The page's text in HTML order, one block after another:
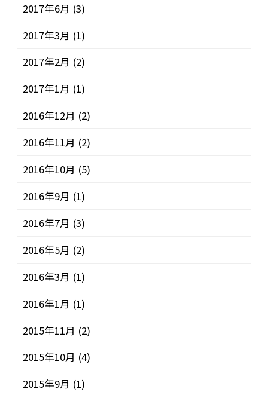
2017年6月 (3)
2017年3月 (1)
2017年2月 (2)
2017年1月 (1)
2016年12月 (2)
2016年11月 (2)
2016年10月 (5)
2016年9月 (1)
2016年7月 (3)
2016年5月 (2)
2016年3月 (1)
2016年1月 (1)
2015年11月 (2)
2015年10月 (4)
2015年9月 (1)